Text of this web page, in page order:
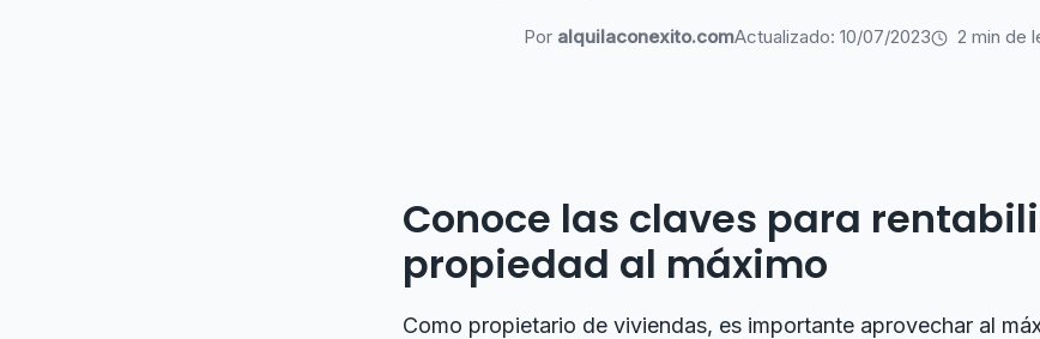
Por alquilaconexito.comActualizado: 10/07/2023 2 min de
Conoce las claves para
propiedad al máximo
Como propietario de viviendas, es importante aprovechar al